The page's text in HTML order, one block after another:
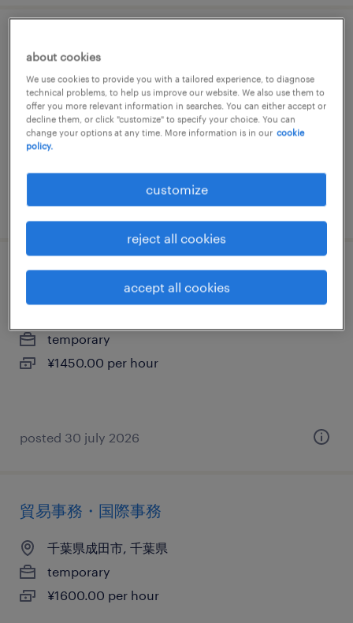
千葉県成田市, 千葉県
temporary
¥1600.00 per hour
posted 9 may 2024
一般事務・oa事務
temporary
¥1450.00 per hour
posted 30 july 2026
貿易事務・国際事務
千葉県成田市, 千葉県
temporary
¥1600.00 per hour
about cookies
We use cookies to provide you with a tailored experience, to diagnose
technical problems, to help us improve our website. We also use them to
offer you more relevant information in searches. You can either accept or
decline them, or click "customize" to specify your choice. You can
change your options at any time. More information is in our cookie
policy.
customize
reject all cookies
accept all cookies